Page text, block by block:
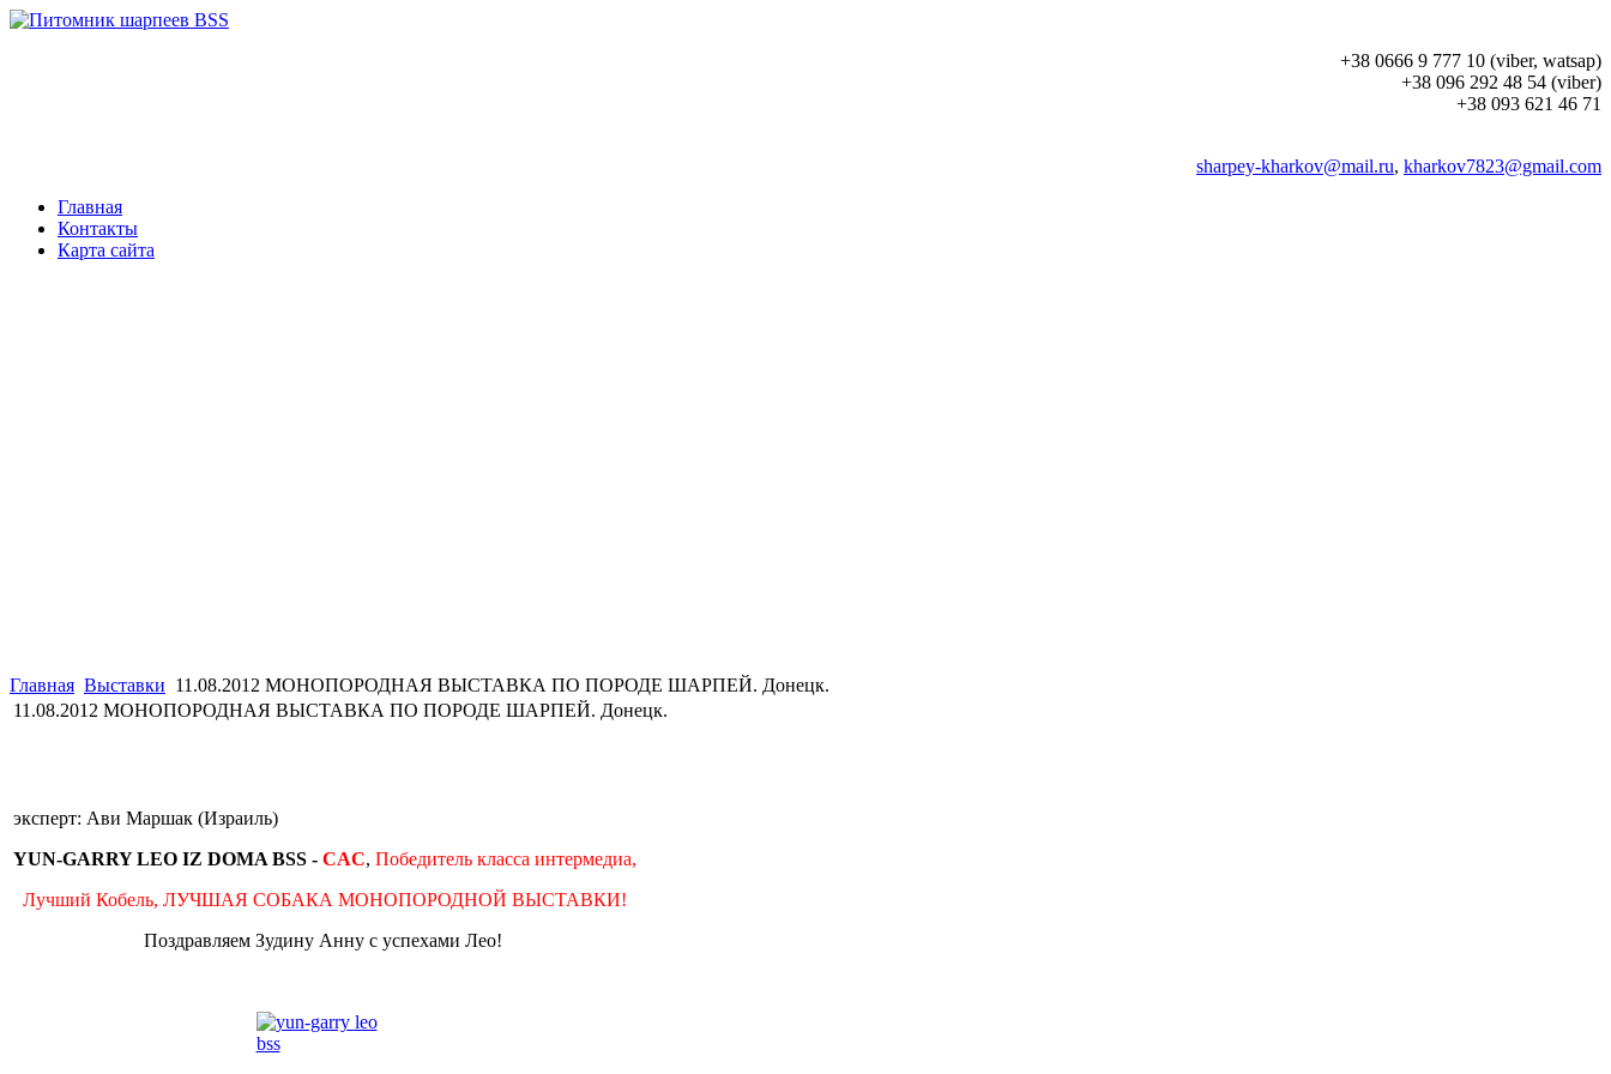
+38 0666 9 777 10 (viber, watsap)
+38 096 292 48 54 (viber)
+38 093 621 46 71
sharpey-kharkov@mail.ru, kharkov7823@gmail.com
Главная
Контакты
Карта сайта
Главная Выставки 11.08.2012 МОНОПОРОДНАЯ ВЫСТАВКА ПО ПОРОДЕ ШАРПЕЙ. Донецк.
11.08.2012 МОНОПОРОДНАЯ ВЫСТАВКА ПО ПОРОДЕ ШАРПЕЙ. Донецк.
эксперт: Ави Маршак (Израиль)
YUN-GARRY LEO IZ DOMA BSS - CAC, Победитель класса интермедиа,
Лучший Кобель, ЛУЧШАЯ СОБАКА МОНОПОРОДНОЙ ВЫСТАВКИ!
Поздравляем Зудину Анну с успехами Лео!